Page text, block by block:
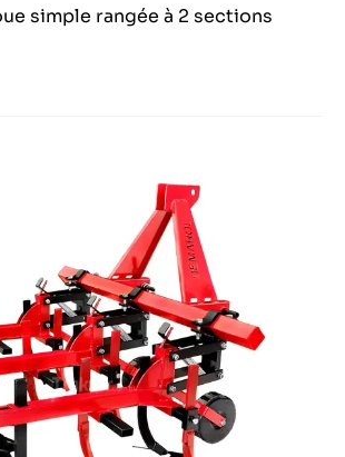
simple rangée à 2 sections